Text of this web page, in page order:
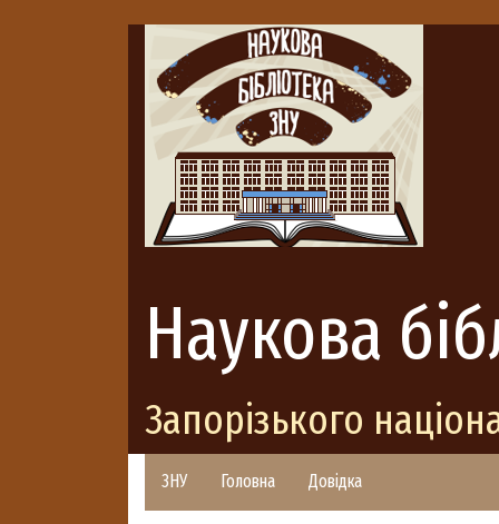
Наукова
Запорізького
ЗНУ Головна Довідка